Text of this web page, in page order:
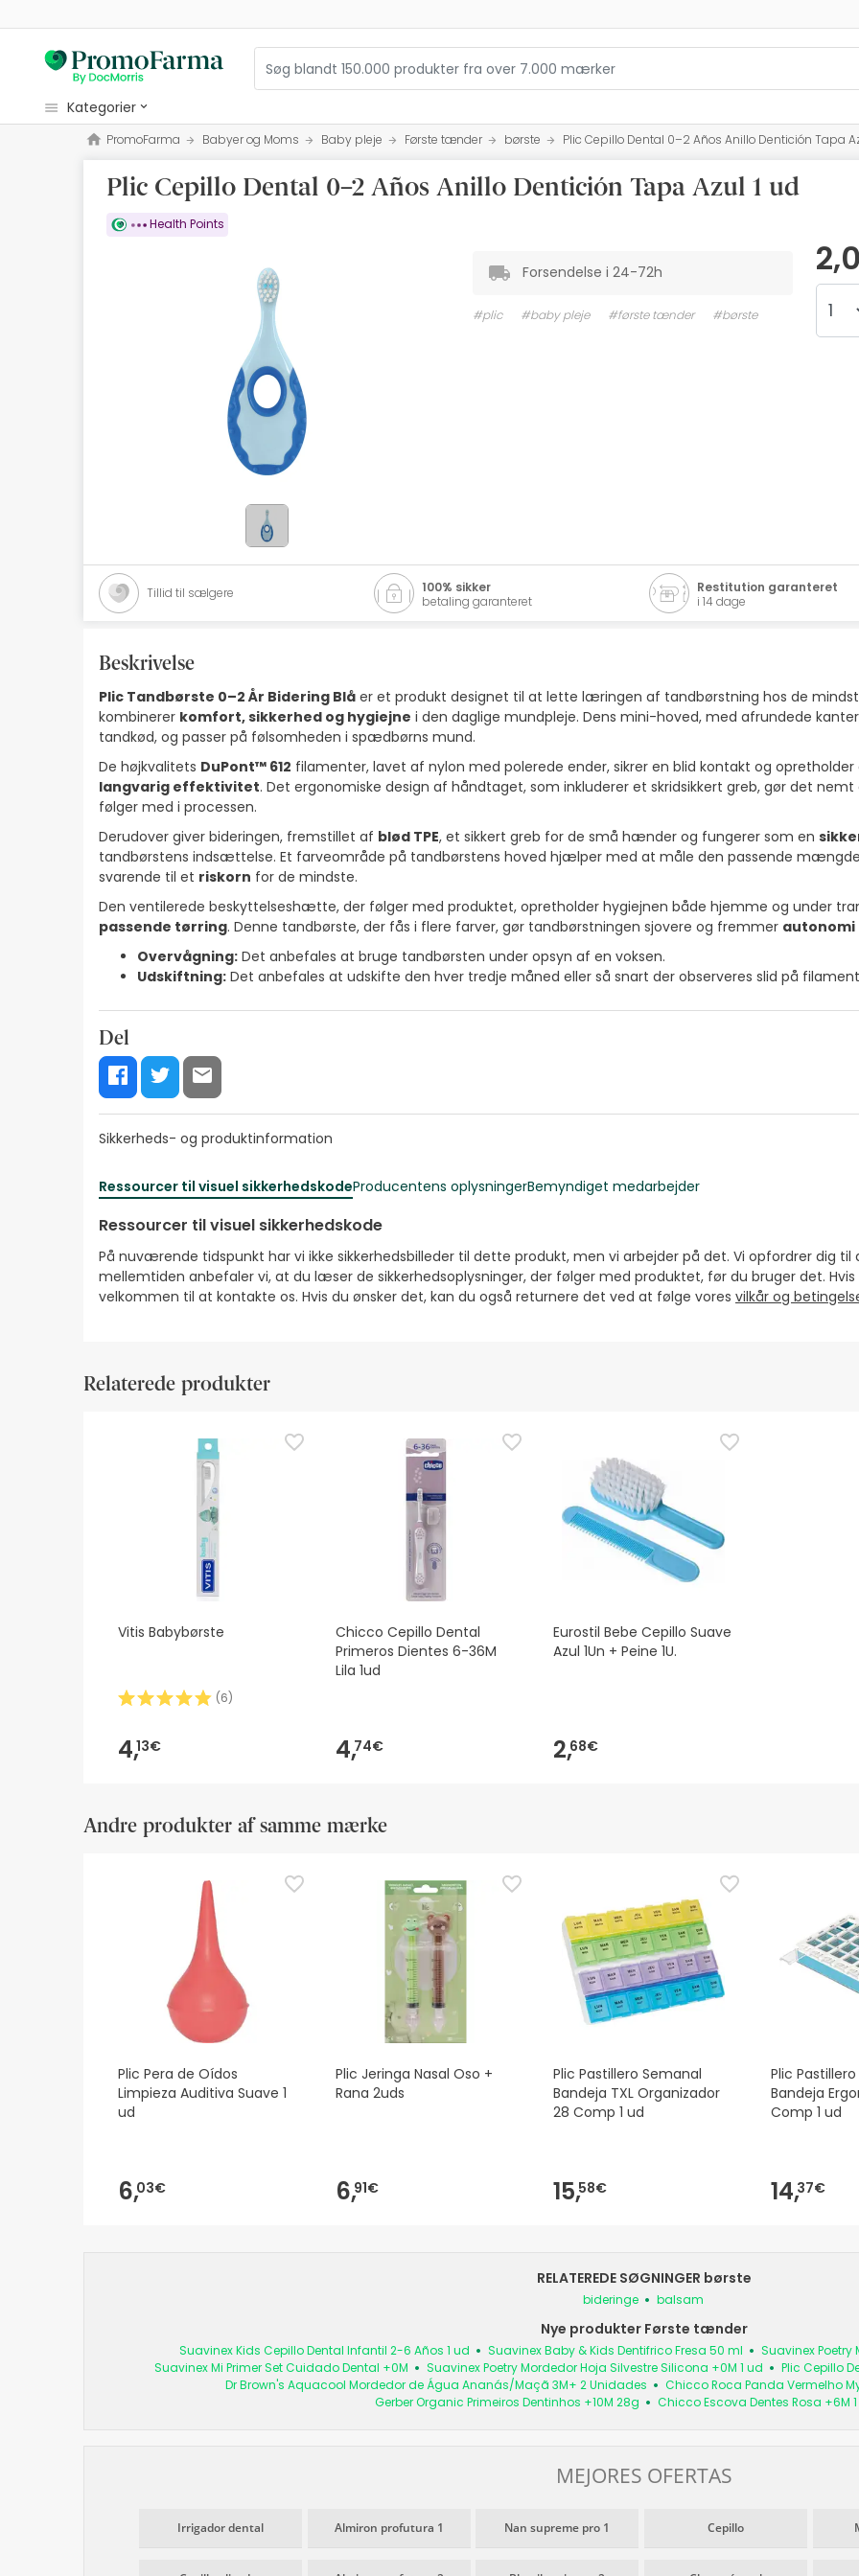
kategorier
kosmetiske
sundhed
hygiejne
Bedste sælgere
Health Points
PromoFarma Babyer og Moms Baby pleje Første tænder børste Plic Cepillo Dental 0–2 Años Anillo Dentición Tapa
Plic Cepillo Dental 0–2 Años Anillo Dentición Tapa Azul 1 ud
Health Points
Forsendelse i 24-72h
#plic #baby pleje #første tænder #børste
Tillid til sælgere
100% sikker
betaling garanteret
Restitution garanteret
i 14 dage
Beskrivelse
Plic Tandbørste 0–2 År Bidering Blå er et produkt designet til at lette læringen af tandbørstning hos de
kombinerer komfort, sikkerhed og hygiejne i den daglige mundpleje. Dens mini-hoved, med afrundede
tandkød, og passer på følsomheden i spædbørns mund.
De højkvalitets DuPont™ 612 filamenter, lavet af nylon med polerede ender, sikrer en blid kontakt og
langvarig effektivitet. Det ergonomiske design af håndtaget, som inkluderer et skridsikkert greb, gør det
følger med i processen.
Derudover giver bideringen, fremstillet af blød TPE, et sikkert greb for de små hænder og fungerer som en
tandbørstens indsættelse. Et farveområde på tandbørstens hoved hjælper med at måle den passende
svarende til et riskorn for de mindste.
Den ventilerede beskyttelseshætte, der følger med produktet, opretholder hygiejnen både hjemme og under
passende tørring. Denne tandbørste, der fås i flere farver, gør tandbørstningen sjovere og fremmer autonomi
Overvågning: Det anbefales at bruge tandbørsten under opsyn af en voksen.
Udskiftning: Det anbefales at udskifte den hver tredje måned eller så snart der observeres slid på
Del
Sikkerheds- og produktinformation
Ressourcer til visuel sikkerhedskodeProducentens oplysningerBemyndiget medarbejder
Ressourcer til visuel sikkerhedskode
På nuværende tidspunkt har vi ikke sikkerhedsbilleder til dette produkt, men vi arbejder på det. Vi opfordrer dig
mellemtiden anbefaler vi, at du læser de sikkerhedsoplysninger, der følger med produktet, før du bruger det.
velkommen til at kontakte os. Hvis du ønsker det, kan du også returnere det ved at følge vores vilkår og
Relaterede produkter
Vitis Babybørste
(6)
4,13€
Chicco Cepillo Dental
Primeros Dientes 6-36M
Lila 1ud
4,74€
Eurostil Bebe Cepillo Suave
Azul 1Un + Peine 1U.
2,68€
Andre produkter af samme mærke
Plic Pera de Oídos
Limpieza Auditiva Suave 1
ud
6,03€
Plic Jeringa Nasal Oso +
Rana 2uds
6,91€
Plic Pastillero Semanal
Bandeja TXL Organizador
28 Comp 1 ud
15,58€
Plic
Bandeja
Comp 1 ud
14,37€
RELATEREDE SØGNINGER børste
bideringe balsam
Nye produkter Første tænder
Suavinex Kids Cepillo Dental Infantil 2-6 Años 1 ud Suavinex Baby & Kids Dentifrico Fresa 50 ml
Suavinex Poetry
Suavinex Mi Primer Set Cuidado Dental +0M
Suavinex Poetry Mordedor Hoja Silvestre Silicona +0M 1 ud
Plic Cepillo
Dr Brown's Aquacool Mordedor de Água Ananás/Maçã 3M+ 2 Unidades
Chicco Roca Panda Vermelho
Gerber Organic Primeiros Dentinhos +10M 28g
Chicco Escova Dentes Rosa +6M
MEJORES OFERTAS
Irrigador dental Almiron profutura 1 Nan supreme pro 1 Cepillo